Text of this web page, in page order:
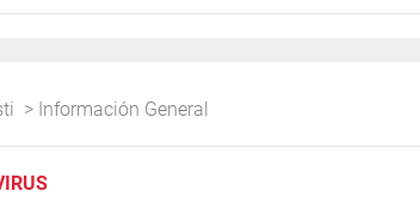
> Información General